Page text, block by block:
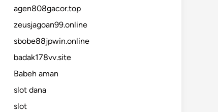
agen808gacor.top
zeusjagoan99.online
sbobe88jpwin.online
badak178vv.site
Babeh aman
slot dana
slot